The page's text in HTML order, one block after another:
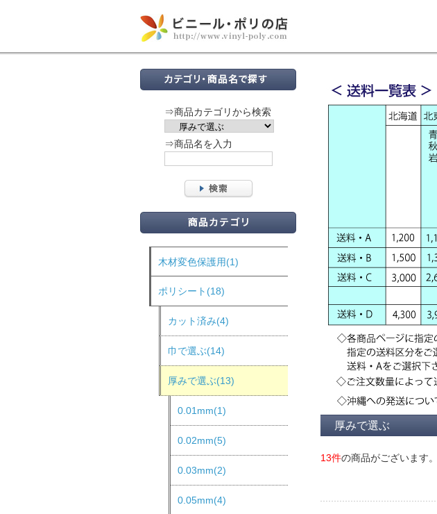
⇒商品カテゴリから検索
⇒商品名を入力
木材変色保護用(1)
ポリシート(18)
カット済み(4)
巾で選ぶ(14)
厚みで選ぶ(13)
0.01mm(1)
0.02mm(5)
0.03mm(2)
0.05mm(4)
厚みで選ぶ
13件の商品がございます。